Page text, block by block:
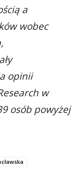
a
wobec
opinii
w
osób powyżej